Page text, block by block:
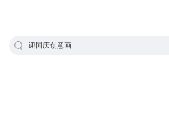
迎国庆创意画